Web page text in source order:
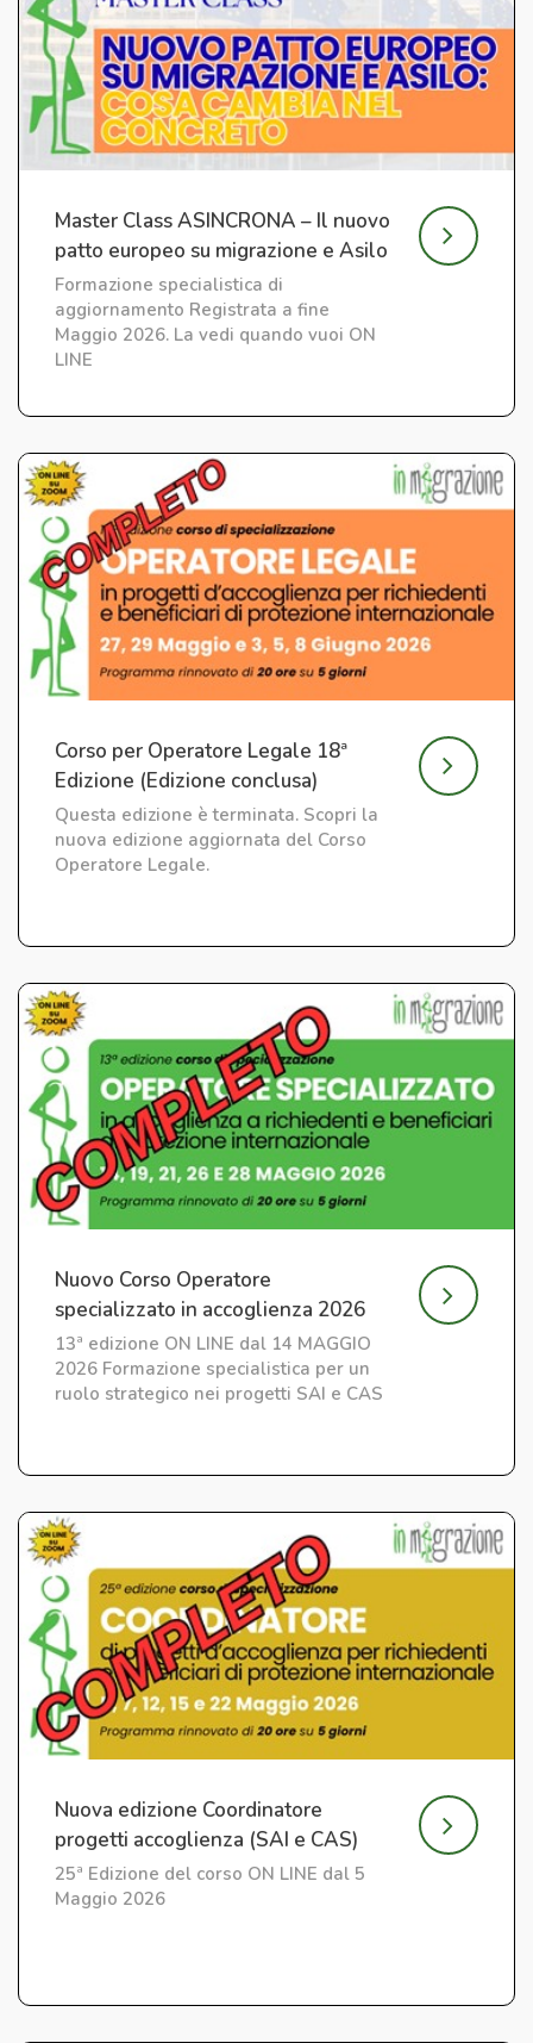
Master Class ASINCRONA – Il nuovo
patto europeo su migrazione e Asilo
Formazione specialistica di
aggiornamento Registrata a fine
Maggio 2026. La vedi quando vuoi ON
LINE
Corso per Operatore Legale 18ª
Edizione (Edizione conclusa)
Questa edizione è terminata. Scopri la
nuova edizione aggiornata del Corso
Operatore Legale.
Nuovo Corso Operatore
specializzato in accoglienza 2026
13ª edizione ON LINE dal 14 MAGGIO
2026 Formazione specialistica per un
ruolo strategico nei progetti SAI e CAS
Nuova edizione Coordinatore
progetti accoglienza (SAI e CAS)
25ª Edizione del corso ON LINE dal 5
Maggio 2026